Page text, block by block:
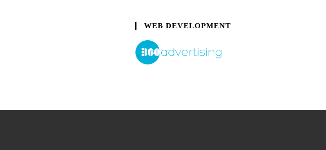
WEB DEVELOPMENT